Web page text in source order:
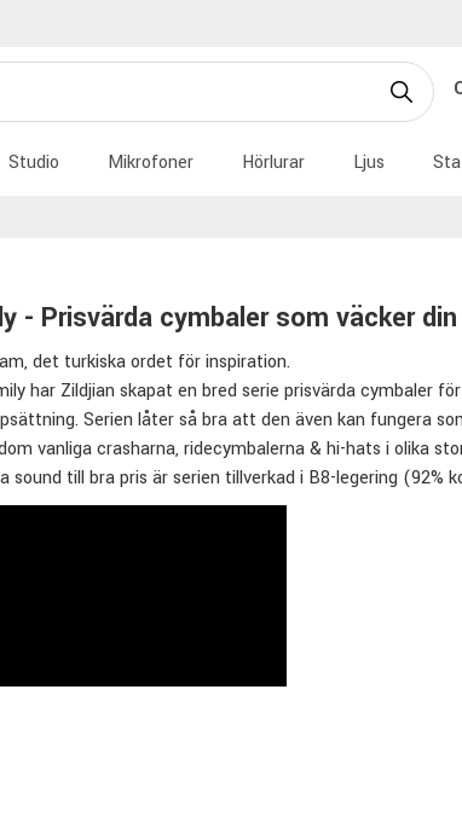
Studio Mikrofoner Hörlurar Ljus
- Prisvärda cymbaler som väcker
det turkiska ordet för inspiration.
har Zildjian skapat en bred serie prisvärda cymbaler
Serien låter så bra att den även kan fungera
vanliga crasharna, ridecymbalerna & hi-hats i olika
sound till bra pris är serien tillverkad i B8-legering (92%